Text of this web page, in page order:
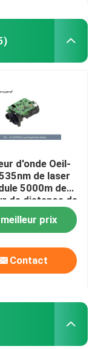
d'onde Oeil-
de laser
5000m de
de distance de
LRF0905A
meilleur prix
Contact